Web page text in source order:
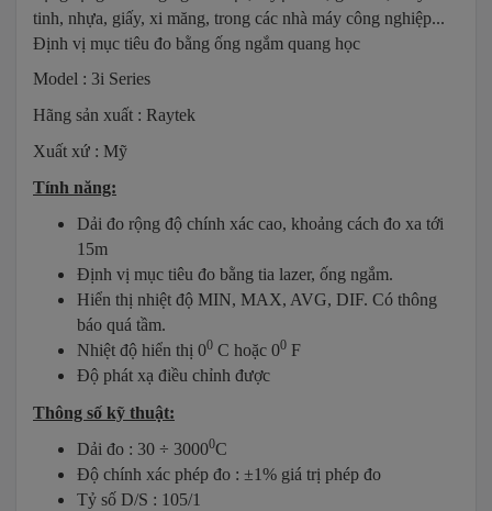
tinh, nhựa, giấy, xi măng, trong các nhà máy công nghiệp...
Định vị mục tiêu đo bằng ống ngắm quang học
Model : 3i Series
Hãng sản xuất : Raytek
Xuất xứ : Mỹ
Tính năng:
Dải đo rộng độ chính xác cao, khoảng cách đo xa tới
15m
Định vị mục tiêu đo bằng tia lazer, ống ngắm.
Hiển thị nhiệt độ MIN, MAX, AVG, DIF. Có thông
báo quá tầm.
Nhiệt độ hiển thị 00 C hoặc 00 F
Độ phát xạ điều chỉnh được
Thông số kỹ thuật:
Dải đo : 30 ÷ 30000C
Độ chính xác phép đo : ±1% giá trị phép đo
Tỷ số D/S : 105/1